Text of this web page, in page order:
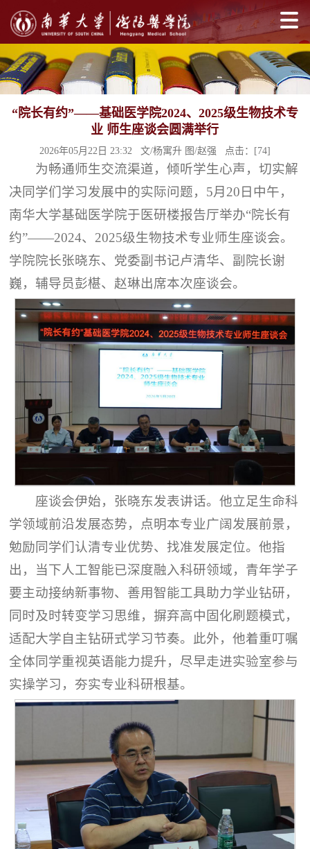
“院长有约”——基础医学院2024、2025级生物技术专
业 师生座谈会圆满举行
2026年05月22日 23:32 文/杨寓升 图/赵强 点击：[74]
为畅通师生交流渠道，倾听学生心声，切实解
决同学们学习发展中的实际问题，5月20日中午，
南华大学基础医学院于医研楼报告厅举办“院长有
约”——2024、2025级生物技术专业师生座谈会。
学院院长张晓东、党委副书记卢清华、副院长谢
巍，辅导员彭椹、赵琳出席本次座谈会。
座谈会伊始，张晓东发表讲话。他立足生命科
学领域前沿发展态势，点明本专业广阔发展前景，
勉励同学们认清专业优势、找准发展定位。他指
出，当下人工智能已深度融入科研领域，青年学子
要主动接纳新事物、善用智能工具助力学业钻研，
同时及时转变学习思维，摒弃高中固化刷题模式，
适配大学自主钻研式学习节奏。此外，他着重叮嘱
全体同学重视英语能力提升，尽早走进实验室参与
实操学习，夯实专业科研根基。